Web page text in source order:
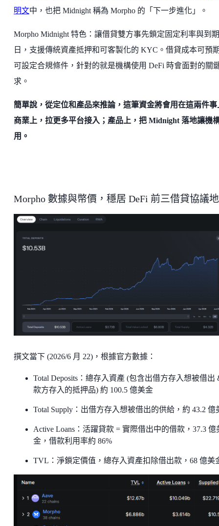
明文中，也把 Midnight 稱為 Morpho 的「下一步進化」。
Morpho Midnight 特色：讓借貸雙方事先鎖定固定利率與到期
日，支援傳統資產抵押和可客製化的 KYC。借貸成本可預
可設定合規條件，針對的就是機構使用 DeFi 時會面對的關
求。
簡單說，從定位和產品來推論，這筆資金將會用在這兩件事
商業上，拉更多平台接入；產品上，把 Midnight 落地讓機
用。
Morpho 數據與幣價，穩居 DeFi 前三借貸協議
撰文當下 (2026/6 月 22)，根據官方數據：
Total Deposits：總存入資產 (包含出借方存入想被借出
款方存入的抵押品) 約 100.5 億美金
Total Supply：出借方存入想被借出的供給，約 43.2 億
Active Loans：活躍貸款 = 實際借出中的借款，37.3 億
金，借款利用率約 86%
TVL：淨鎖定價值，總存入資產扣除借出款，68 億美